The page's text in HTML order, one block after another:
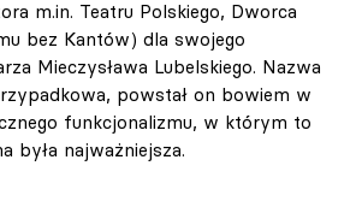
m.in. Teatru Polskiego, Dworca
bez Kantów) dla swojego
Mieczysława Lubelskiego. Nazwa
powstał on bowiem w
funkcjonalizmu, w którym to
była najważniejsza.